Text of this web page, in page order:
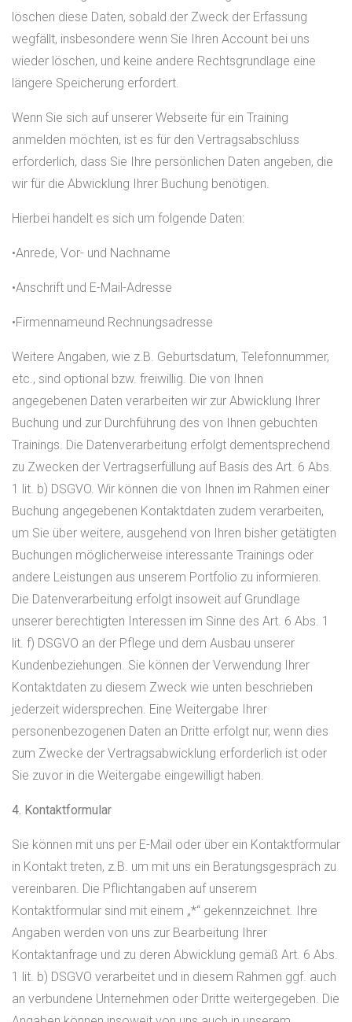
löschen diese Daten, sobald der Zweck der Erfassung
wegfällt, insbesondere wenn Sie Ihren Account bei uns
wieder löschen, und keine andere Rechtsgrundlage eine
längere Speicherung erfordert.
Wenn Sie sich auf unserer Webseite für ein Training
anmelden möchten, ist es für den Vertragsabschluss
erforderlich, dass Sie Ihre persönlichen Daten angeben, die
wir für die Abwicklung Ihrer Buchung benötigen.
Hierbei handelt es sich um folgende Daten:
•Anrede, Vor- und Nachname
•Anschrift und E-Mail-Adresse
•Firmennameund Rechnungsadresse
Weitere Angaben, wie z.B. Geburtsdatum, Telefonnummer,
etc., sind optional bzw. freiwillig. Die von Ihnen
angegebenen Daten verarbeiten wir zur Abwicklung Ihrer
Buchung und zur Durchführung des von Ihnen gebuchten
Trainings. Die Datenverarbeitung erfolgt dementsprechend
zu Zwecken der Vertragserfüllung auf Basis des Art. 6 Abs.
1 lit. b) DSGVO. Wir können die von Ihnen im Rahmen einer
Buchung angegebenen Kontaktdaten zudem verarbeiten,
um Sie über weitere, ausgehend von Ihren bisher getätigten
Buchungen möglicherweise interessante Trainings oder
andere Leistungen aus unserem Portfolio zu informieren.
Die Datenverarbeitung erfolgt insoweit auf Grundlage
unserer berechtigten Interessen im Sinne des Art. 6 Abs. 1
lit. f) DSGVO an der Pflege und dem Ausbau unserer
Kundenbeziehungen. Sie können der Verwendung Ihrer
Kontaktdaten zu diesem Zweck wie unten beschrieben
jederzeit widersprechen. Eine Weitergabe Ihrer
personenbezogenen Daten an Dritte erfolgt nur, wenn dies
zum Zwecke der Vertragsabwicklung erforderlich ist oder
Sie zuvor in die Weitergabe eingewilligt haben.
4. Kontaktformular
Sie können mit uns per E-Mail oder über ein Kontaktformular
in Kontakt treten, z.B. um mit uns ein Beratungsgespräch zu
vereinbaren. Die Pflichtangaben auf unserem
Kontaktformular sind mit einem „*“ gekennzeichnet. Ihre
Angaben werden von uns zur Bearbeitung Ihrer
Kontaktanfrage und zu deren Abwicklung gemäß Art. 6 Abs.
1 lit. b) DSGVO verarbeitet und in diesem Rahmen ggf. auch
an verbundene Unternehmen oder Dritte weitergegeben. Die